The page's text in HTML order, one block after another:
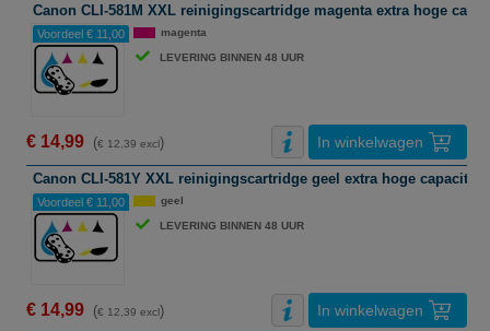
Canon CLI-581M XXL reinigingscartridge magenta extra hoge
Voordeel € 11,00 magenta
LEVERING BINNEN 48 UUR
€ 14,99 (€ 12,39 excl) In winkelwagen
Canon CLI-581Y XXL reinigingscartridge geel extra hoge capaciteit
Voordeel € 11,00 geel
LEVERING BINNEN 48 UUR
€ 14,99 (€ 12,39 excl) In winkelwagen